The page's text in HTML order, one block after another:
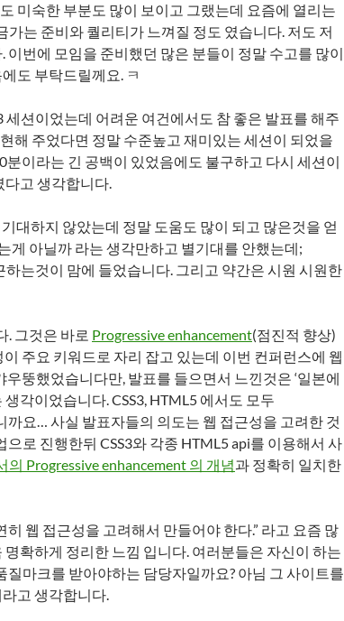
미숙한 부분도 많이 보이고 그랬는데 요즘에 열리는
는 준비와 퀄리티가 느껴질 정도 였습니다. 저도 저
번에 모임을 준비했던 많은 분들이 정말 수고를 많이
도 부탁드릴께요. ㅋ
션이었는데 어려운 여건에서도 참 좋은 발표를 해주
해 주었다면 정말 수준높고 재미있는 세션이 되었을
이라는 긴 공백이 있었음에도 불구하고 다시 세션이
다고 생각합니다.
대하지 않았는데 정말 도움도 많이 되고 많은것을 얻
게 아닐까 라는 생각만하고 별기대를 안했는데;
는것이 맘에 들었습니다. 그리고 약간은 시원 시원한
. 그것은 바로 Progressive enhancement(점진적 향상)
주요 키워드로 자리 잡고 있는데 이번 컨퍼런스에 웹
뚱했었습니다만, 발표를 들으면서 느낀것은 ‘일본에
각이었습니다. CSS3, HTML5 에서도 모두
요… 사실 발표자들의 의도는 웹 접근성을 고려한 것
로 진행한뒤 CSS3와 각종 HTML5 api를 이용해서 사
의 Progressive enhancement 의 개념과 정확히 일치한
웹 접근성을 고려해서 만들어야 한다.” 라고 요즘 많
확하게 정리한 느낌 입니다. 여러분들은 자신이 하는
마크를 받아야하는 담당자일까요? 아님 그 사이트를
고 생각합니다.